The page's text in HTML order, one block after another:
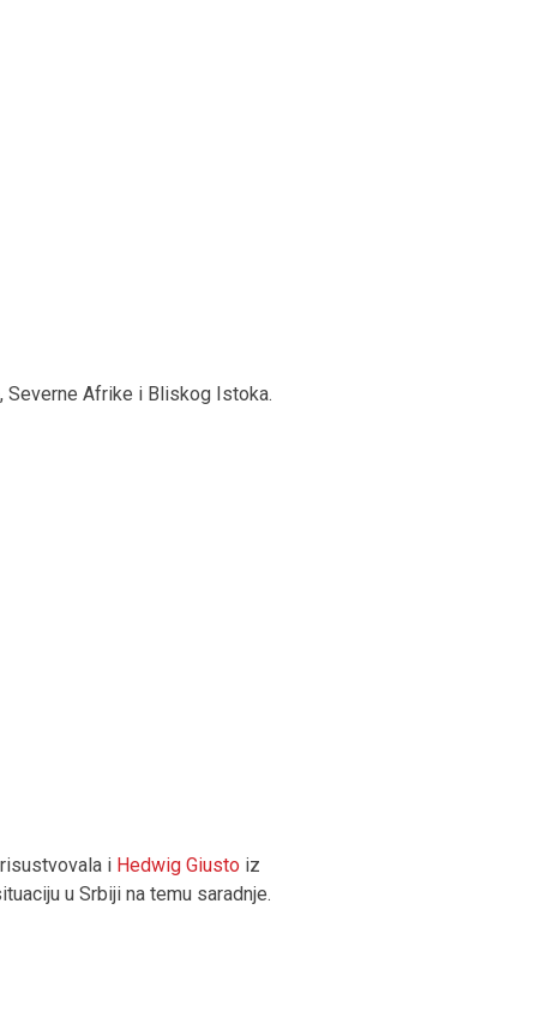
Severne Afrike i Bliskog Istoka.
i Hedwig Giusto iz
u Srbiji na temu saradnje.